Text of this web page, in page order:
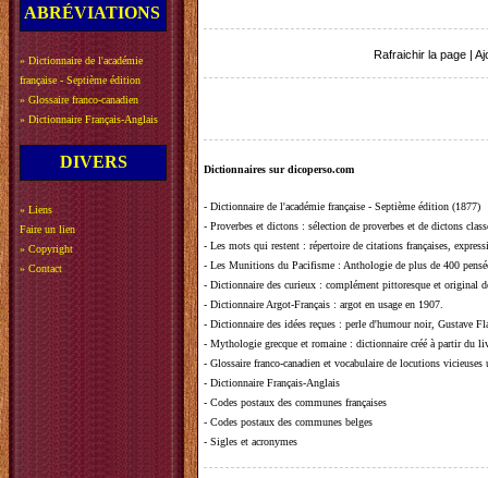
ABRÉVIATIONS
» Dictionnaire de l'académie
française - Septième édition
» Glossaire franco-canadien
» Dictionnaire Français-Anglais
DIVERS
» Liens
Faire un lien
» Copyright
» Contact
Rafraichir la page
Dictionnaires sur dicoperso.com
- Dictionnaire de l'académie française - Septième édition (1877)
- Proverbes et dictons : sélection de proverbes et de dictons
- Les mots qui restent : répertoire de citations françaises,
- Les Munitions du Pacifisme : Anthologie de plus de 400
- Dictionnaire des curieux : complément pittoresque et original
- Dictionnaire Argot-Français : argot en usage en 1907.
- Dictionnaire des idées reçues : perle d'humour noir, Gustave
- Mythologie grecque et romaine : dictionnaire créé à partir du
- Glossaire franco-canadien et vocabulaire de locutions vicieuses
- Dictionnaire Français-Anglais
- Codes postaux des communes françaises
- Codes postaux des communes belges
- Sigles et acronymes